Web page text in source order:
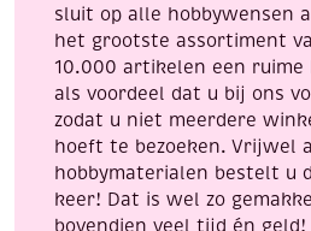
sluit op alle hobbywensen
het grootste assortiment
10.000 artikelen een ruime
als voordeel dat u bij ons
zodat u niet meerdere
hoeft te bezoeken. Vrijwel
hobbymaterialen bestelt u
keer! Dat is wel zo
bovendien veel tijd én geld!